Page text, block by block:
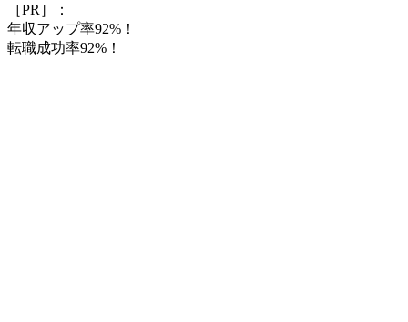
［PR］：
年収アップ率92%！
転職成功率92%！